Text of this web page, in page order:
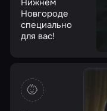
Нижнем
Новгороде
специально
для вас!